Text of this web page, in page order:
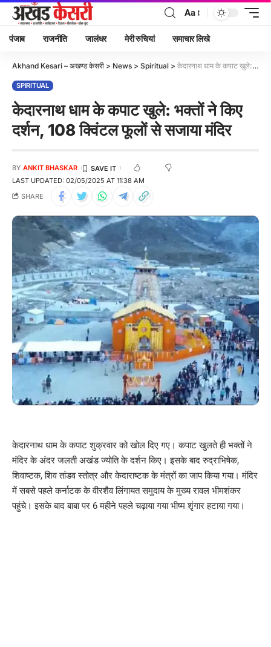
Aa
पंजाब राजनीति जालंधर मेरी रुचियां समाचार लिखे
Akhand Kesari – अखण्ड केसरी > News > Spiritual > केदारनाथ धाम के कपाट खुले: भक्तों ने किए दर्शन, 108 क्विंटल फूलों से सजाया मंदिर
SPIRITUAL
केदारनाथ धाम के कपाट खुले: भक्तों ने किए
दर्शन, 108 क्विंटल फूलों से सजाया मंदिर
LAST UPDATED: 02/05/2025 AT 11:38 AM
BY ANKIT BHASKAR
SHARE
केदारनाथ धाम के कपाट शुक्रवार को खोल दिए गए। कपाट खुलते ही भक्तों ने
मंदिर के अंदर जलती अखंड ज्योति के दर्शन किए। इसके बाद रुद्राभिषेक,
शिवाष्टक, शिव तांडव स्तोत्र और केदाराष्टक के मंत्रों का जाप किया गया। मंदिर
में सबसे पहले कर्नाटक के वीरशैव लिंगायत समुदाय के मुख्य रावल भीमशंकर
पहुंचे। इसके बाद बाबा पर 6 महीने पहले चढ़ाया गया भीष्म शृंगार हटाया गया।